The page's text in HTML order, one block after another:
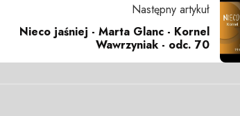
Następny artykuł
Nieco jaśniej - Marta Glanc - Kornel
Wawrzyniak - odc. 70